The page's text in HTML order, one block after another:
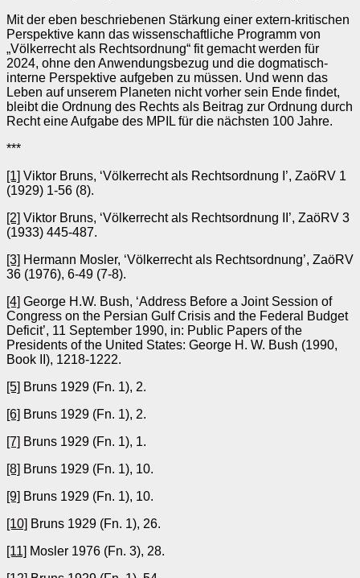
Mit der eben beschriebenen Stärkung einer extern-kritischen
Perspektive kann das wissenschaftliche Programm von
„Völkerrecht als Rechtsordnung“ fit gemacht werden für
2024, ohne den Anwendungsbezug und die dogmatisch-
interne Perspektive aufgeben zu müssen. Und wenn das
Leben auf unserem Planeten nicht vorher sein Ende findet,
bleibt die Ordnung des Rechts als Beitrag zur Ordnung durch
Recht eine Aufgabe des MPIL für die nächsten 100 Jahre.
***
[1] Viktor Bruns, ‘Völkerrecht als Rechtsordnung I’, ZaöRV 1
(1929) 1-56 (8).
[2] Viktor Bruns, ‘Völkerrecht als Rechtsordnung II’, ZaöRV 3
(1933) 445-487.
[3] Hermann Mosler, ‘Völkerrecht als Rechtsordnung’, ZaöRV
36 (1976), 6-49 (7-8).
[4] George H.W. Bush, ‘Address Before a Joint Session of
Congress on the Persian Gulf Crisis and the Federal Budget
Deficit’, 11 September 1990, in: Public Papers of the
Presidents of the United States: George H. W. Bush (1990,
Book II), 1218-1222.
[5] Bruns 1929 (Fn. 1), 2.
[6] Bruns 1929 (Fn. 1), 2.
[7] Bruns 1929 (Fn. 1), 1.
[8] Bruns 1929 (Fn. 1), 10.
[9] Bruns 1929 (Fn. 1), 10.
[10] Bruns 1929 (Fn. 1), 26.
[11] Mosler 1976 (Fn. 3), 28.